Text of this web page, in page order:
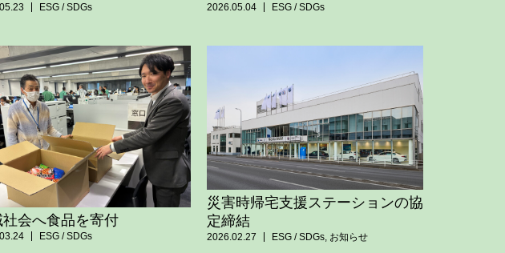
ESG / SDGs
無償貸し出し
2026.05.04 ESG / SDGs
社会へ食品を寄付
ESG / SDGs
災害時帰宅支援ステーションの協
定締結
2026.02.27 ESG / SDGs, お知らせ